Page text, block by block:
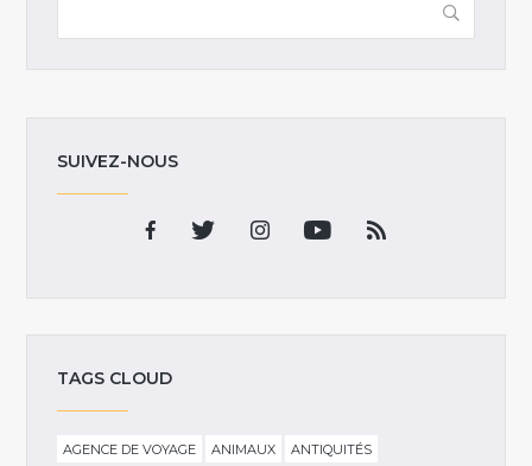
SUIVEZ-NOUS
TAGS CLOUD
AGENCE DE VOYAGE ANIMAUX
ANTIQUITÉS